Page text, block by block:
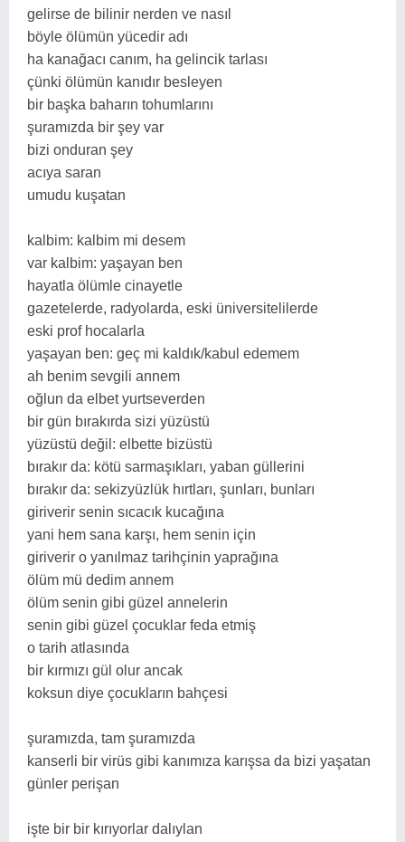
gelirse de bilinir nerden ve nasıl
böyle ölümün yücedir adı
ha kanağacı canım, ha gelincik tarlası
çünki ölümün kanıdır besleyen
bir başka baharın tohumlarını
şuramızda bir şey var
bizi onduran şey
acıya saran
umudu kuşatan
kalbim: kalbim mi desem
var kalbim: yaşayan ben
hayatla ölümle cinayetle
gazetelerde, radyolarda, eski üniversitelilerde
eski prof hocalarla
yaşayan ben: geç mi kaldık/kabul edemem
ah benim sevgili annem
oğlun da elbet yurtseverden
bir gün bırakırda sizi yüzüstü
yüzüstü değil: elbette bizüstü
bırakır da: kötü sarmaşıkları, yaban güllerini
bırakır da: sekizyüzlük hırtları, şunları, bunları
giriverir senin sıcacık kucağına
yani hem sana karşı, hem senin için
giriverir o yanılmaz tarihçinin yaprağına
ölüm mü dedim annem
ölüm senin gibi güzel annelerin
senin gibi güzel çocuklar feda etmiş
o tarih atlasında
bir kırmızı gül olur ancak
koksun diye çocukların bahçesi
şuramızda, tam şuramızda
kanserli bir virüs gibi kanımıza karışsa da bizi yaşatan
günler perişan
işte bir bir kırıyorlar dalıylan